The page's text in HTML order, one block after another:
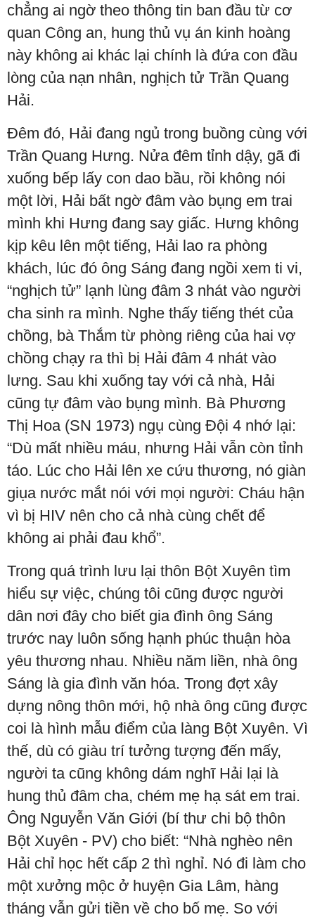
chẳng ai ngờ theo thông tin ban đầu từ cơ
quan Công an, hung thủ vụ án kinh hoàng
này không ai khác lại chính là đứa con đầu
lòng của nạn nhân, nghịch tử Trần Quang
Hải.
Đêm đó, Hải đang ngủ trong buồng cùng với
Trần Quang Hưng. Nửa đêm tỉnh dậy, gã đi
xuống bếp lấy con dao bầu, rồi không nói
một lời, Hải bất ngờ đâm vào bụng em trai
mình khi Hưng đang say giấc. Hưng không
kịp kêu lên một tiếng, Hải lao ra phòng
khách, lúc đó ông Sáng đang ngồi xem ti vi,
“nghịch tử” lạnh lùng đâm 3 nhát vào người
cha sinh ra mình. Nghe thấy tiếng thét của
chồng, bà Thắm từ phòng riêng của hai vợ
chồng chạy ra thì bị Hải đâm 4 nhát vào
lưng. Sau khi xuống tay với cả nhà, Hải
cũng tự đâm vào bụng mình. Bà Phương
Thị Hoa (SN 1973) ngụ cùng Đội 4 nhớ lại:
“Dù mất nhiều máu, nhưng Hải vẫn còn tỉnh
táo. Lúc cho Hải lên xe cứu thương, nó giàn
giụa nước mắt nói với mọi người: Cháu hận
vì bị HIV nên cho cả nhà cùng chết để
không ai phải đau khổ”.
Trong quá trình lưu lại thôn Bột Xuyên tìm
hiểu sự việc, chúng tôi cũng được người
dân nơi đây cho biết gia đình ông Sáng
trước nay luôn sống hạnh phúc thuận hòa
yêu thương nhau. Nhiều năm liền, nhà ông
Sáng là gia đình văn hóa. Trong đợt xây
dựng nông thôn mới, hộ nhà ông cũng được
coi là hình mẫu điểm của làng Bột Xuyên. Vì
thế, dù có giàu trí tưởng tượng đến mấy,
người ta cũng không dám nghĩ Hải lại là
hung thủ đâm cha, chém mẹ hạ sát em trai.
Ông Nguyễn Văn Giới (bí thư chi bộ thôn
Bột Xuyên - PV) cho biết: “Nhà nghèo nên
Hải chỉ học hết cấp 2 thì nghỉ. Nó đi làm cho
một xưởng mộc ở huyện Gia Lâm, hàng
tháng vẫn gửi tiền về cho bố mẹ. So với